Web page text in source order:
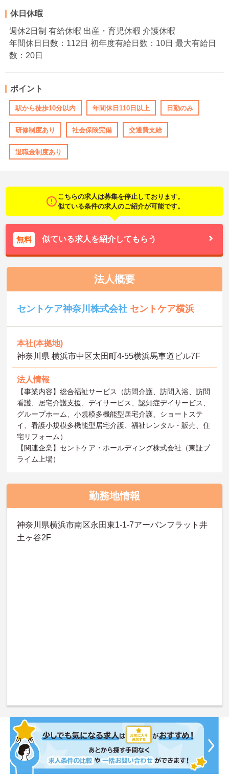
休日休暇
週休2日制 有給休暇 出産・育児休暇 介護休暇
年間休日日数：112日 初年度有給日数：10日 最大有給日
数：20日
ポイント
駅から徒歩10分以内 年間休日110日以上 日勤のみ
研修制度あり 社会保険完備 交通費支給
退職金制度あり
こちらの求人は募集を停止しております。
似ている条件の求人のご紹介が可能です。
無料 似ている求人を紹介してもらう
法人概要
セントケア神奈川株式会社 セントケア横浜
本社(本拠地)
神奈川県 横浜市中区太田町4-55横浜馬車道ビル7F
法人情報
【事業内容】総合福祉サービス（訪問介護、訪問入浴、訪問
看護、居宅介護支援、デイサービス、認知症デイサービス、
グループホーム、小規模多機能型居宅介護、ショートステ
イ、看護小規模多機能型居宅介護、福祉レンタル・販売、住
宅リフォーム）
【関連企業】セントケア・ホールディング株式会社（東証プ
ライム上場）
勤務地情報
神奈川県横浜市南区永田東1-1-7アーバンフラット井
土ヶ谷2F